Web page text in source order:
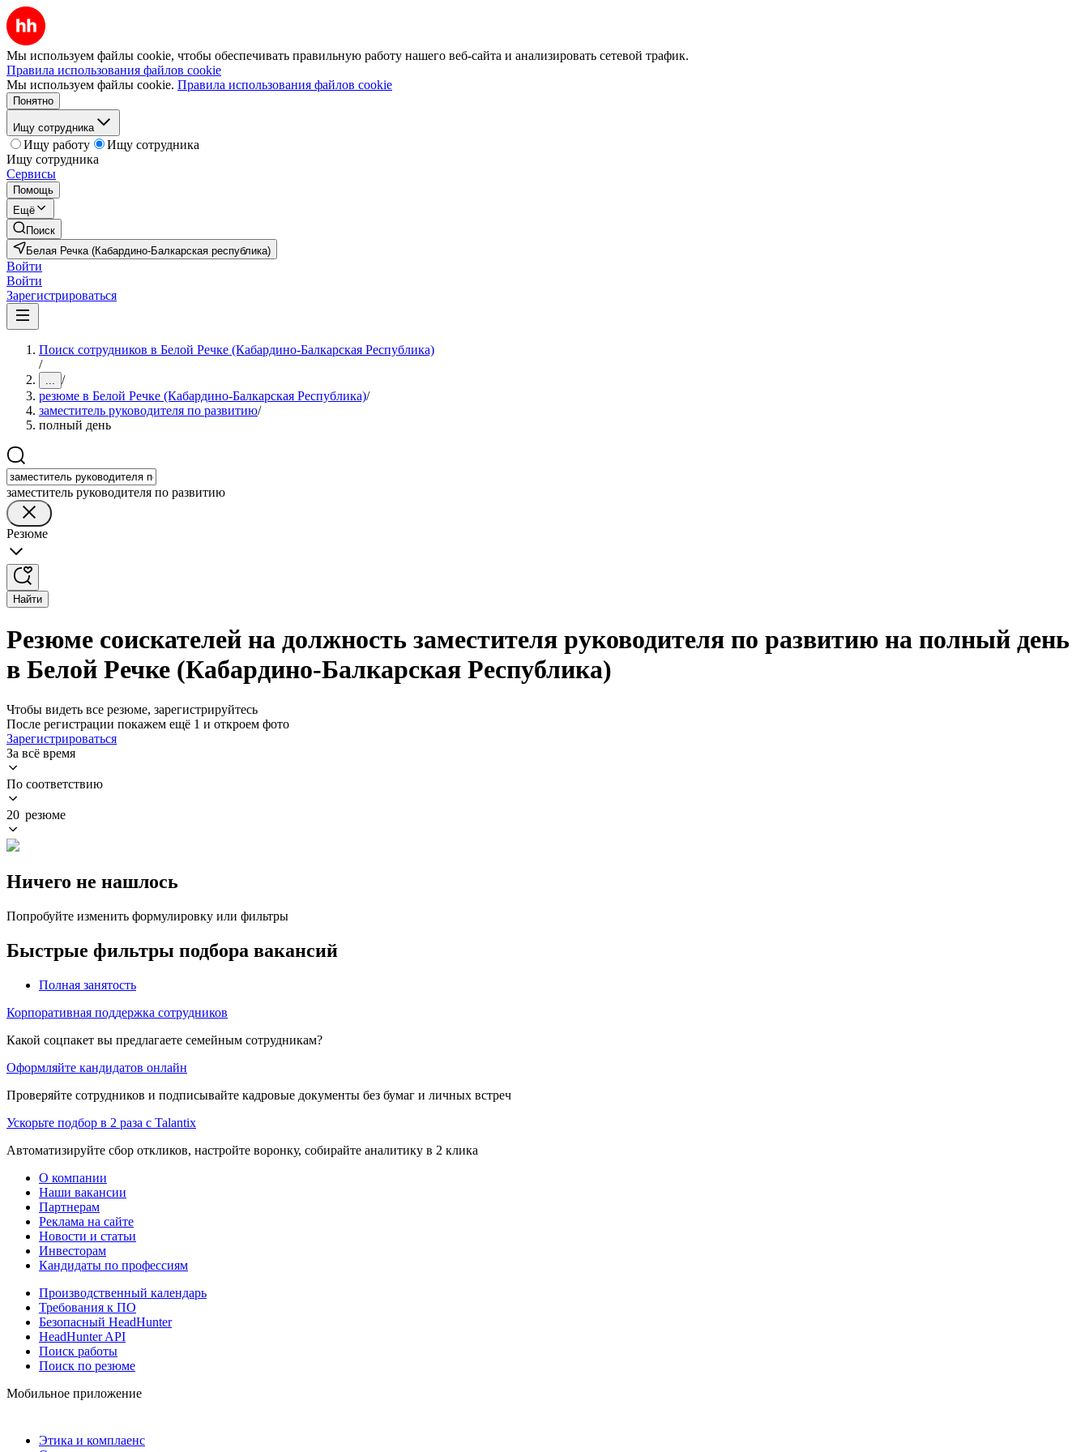
Мы используем файлы cookie, чтобы обеспечивать правильную работу нашего веб-сайта и анализировать сетевой трафик.
Правила использования файлов cookie
Мы используем файлы cookie. Правила использования файлов cookie
Понятно
Ищу сотрудника
Ищу работу
Ищу сотрудника
Ищу сотрудника
Сервисы
Помощь
Ещё
Поиск
Белая Речка (Кабардино-Балкарская республика)
Войти
Войти
Зарегистрироваться
Поиск сотрудников в Белой Речке (Кабардино-Балкарская Республика)
/
... /
резюме в Белой Речке (Кабардино-Балкарская Республика)/
заместитель руководителя по развитию/
полный день
заместитель руководителя по развитию
Резюме
Найти
Резюме соискателей на должность заместителя руководителя по развитию на полный день
в Белой Речке (Кабардино-Балкарская Республика)
Чтобы видеть все резюме, зарегистрируйтесь
После регистрации покажем ещё 1 и откроем фото
Зарегистрироваться
За всё время
По соответствию
20 резюме
Ничего не нашлось
Попробуйте изменить формулировку или фильтры
Быстрые фильтры подбора вакансий
Полная занятость
Корпоративная поддержка сотрудников
Какой соцпакет вы предлагаете семейным сотрудникам?
Оформляйте кандидатов онлайн
Проверяйте сотрудников и подписывайте кадровые документы без бумаг и личных встреч
Ускорьте подбор в 2 раза с Talantix
Автоматизируйте сбор откликов, настройте воронку, собирайте аналитику в 2 клика
О компании
Наши вакансии
Партнерам
Реклама на сайте
Новости и статьи
Инвесторам
Кандидаты по профессиям
Производственный календарь
Требования к ПО
Безопасный HeadHunter
HeadHunter API
Поиск работы
Поиск по резюме
Мобильное приложение
Этика и комплаенс